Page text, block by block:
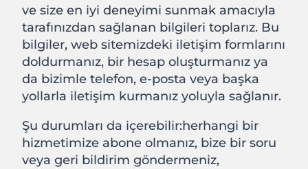
ve size en iyi deneyimi sunmak amacıyla
tarafınızdan sağlanan bilgileri toplarız. Bu
bilgiler, web sitemizdeki iletişim formlarını
doldurmanız, bir hesap oluşturmanız ya
da bizimle telefon, e-posta veya başka
yollarla iletişim kurmanız yoluyla sağlanır.
Şu durumları da içerebilir:herhangi bir
hizmetimize abone olmanız, bize bir soru
veya geri bildirim göndermeniz,